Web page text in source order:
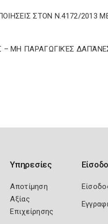
ΣΤΟΝ Ν.4172/2013
– ΜΗ ΠΑΡΑΓΩΓΙΚΈΣ
Υπηρεσίες
Αποτίμηση
Αξίας
Επιχείρησης